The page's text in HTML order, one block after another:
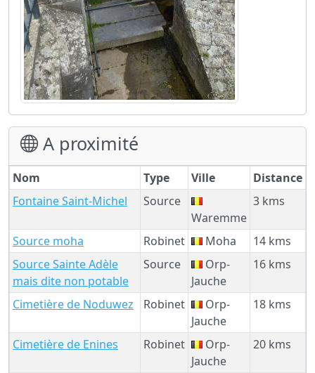
A proximité
Nom Type Ville
Distance
Fontaine Saint-Michel
Source
Waremme
3 kms
Source moha Robinet Moha
14 kms
Source Sainte Adèle
mais dite non potable
Source
Orp-
Jauche
16 kms
Cimetière de Noduwez Robinet
Orp-
Jauche
18 kms
Cimetière de Enines Robinet
Orp-
Jauche
20 kms